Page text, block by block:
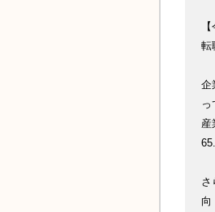
転
企
っ
産
さ
向